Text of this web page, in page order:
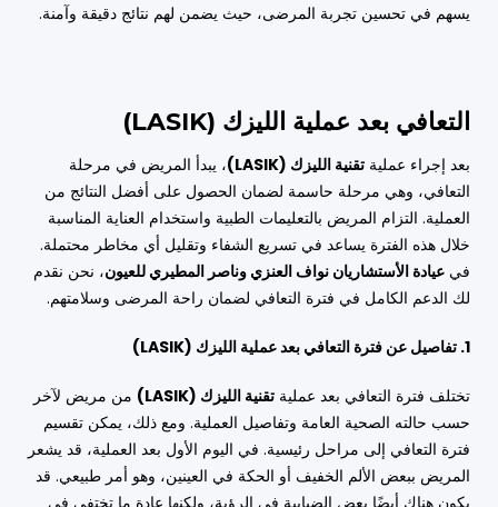
يسهم في تحسين تجربة المرضى، حيث يضمن لهم نتائج دقيقة وآمنة.
التعافي بعد عملية الليزك (LASIK)
بعد إجراء عملية تقنية الليزك (LASIK)
، يبدأ المريض في مرحلة
التعافي، وهي مرحلة حاسمة لضمان الحصول على أفضل النتائج من
العملية. التزام المريض بالتعليمات الطبية واستخدام العناية المناسبة
خلال هذه الفترة يساعد في تسريع الشفاء وتقليل أي مخاطر محتملة.
في عيادة الأستشاريان نواف العنزي وناصر المطيري للعيون، نحن نقدم
لك الدعم الكامل في فترة التعافي لضمان راحة المرضى وسلامتهم.
1. تفاصيل عن فترة التعافي بعد عملية الليزك (LASIK)
تختلف فترة التعافي بعد عملية تقنية الليزك (LASIK)
من مريض لآخر
حسب حالته الصحية العامة وتفاصيل العملية. ومع ذلك، يمكن تقسيم
فترة التعافي إلى مراحل رئيسية. في اليوم الأول بعد العملية، قد يشعر
المريض ببعض الألم الخفيف أو الحكة في العينين، وهو أمر طبيعي. قد
يكون هناك أيضًا بعض الضبابية في الرؤية، ولكنها عادة ما تختفي في